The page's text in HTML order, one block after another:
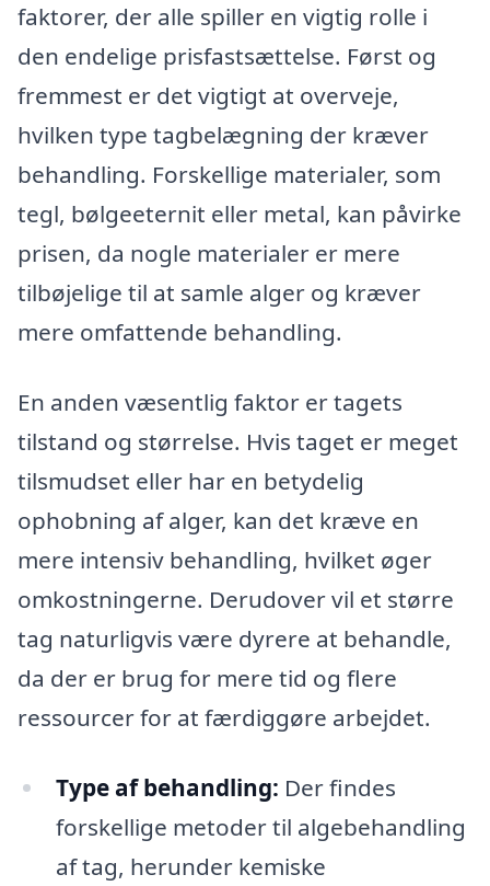
faktorer, der alle spiller en vigtig rolle i
den endelige prisfastsættelse. Først og
fremmest er det vigtigt at overveje,
hvilken type tagbelægning der kræver
behandling. Forskellige materialer, som
tegl, bølgeeternit eller metal, kan påvirke
prisen, da nogle materialer er mere
tilbøjelige til at samle alger og kræver
mere omfattende behandling.
En anden væsentlig faktor er tagets
tilstand og størrelse. Hvis taget er meget
tilsmudset eller har en betydelig
ophobning af alger, kan det kræve en
mere intensiv behandling, hvilket øger
omkostningerne. Derudover vil et større
tag naturligvis være dyrere at behandle,
da der er brug for mere tid og flere
ressourcer for at færdiggøre arbejdet.
Type af behandling: Der findes
forskellige metoder til algebehandling
af tag, herunder kemiske